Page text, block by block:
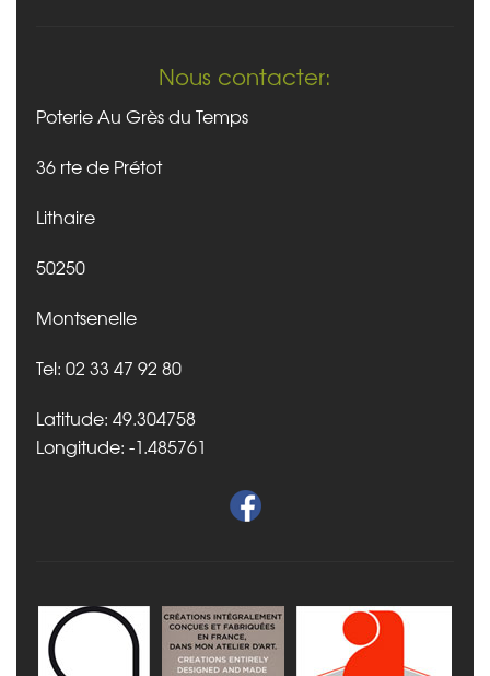
Nous contacter:
Poterie Au Grès du Temps
36 rte de Prétot
Lithaire
50250
Montsenelle
Tel: 02 33 47 92 80
Latitude: 49.304758
Longitude: -1.485761